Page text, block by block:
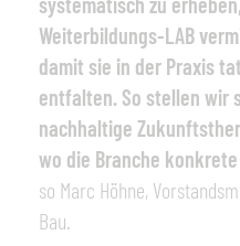
Weiterbildungs-LAB
damit sie in der Praxis
entfalten. So stellen wir
nachhaltige
wo die Branche
so Marc Höhne,
Bau.